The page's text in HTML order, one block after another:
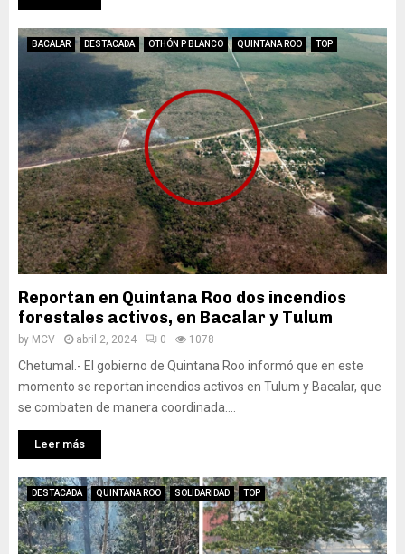
BACALAR DESTACADA OTHÓN P BLANCO QUINTANA ROO TOP
Reportan en Quintana Roo dos incendios
forestales activos, en Bacalar y Tulum
by MCV abril 2, 2024 0 1078
Chetumal.- El gobierno de Quintana Roo informó que en este
momento se reportan incendios activos en Tulum y Bacalar, que
se combaten de manera coordinada....
Leer más
DESTACADA QUINTANA ROO SOLIDARIDAD TOP